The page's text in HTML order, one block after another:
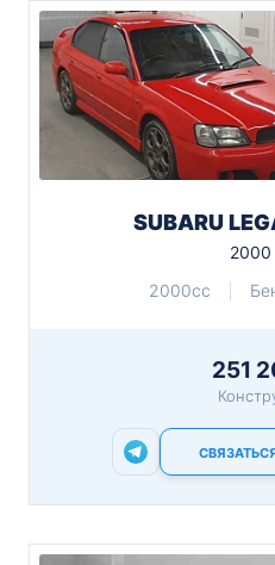
SUBARU
2000
2000cc
251